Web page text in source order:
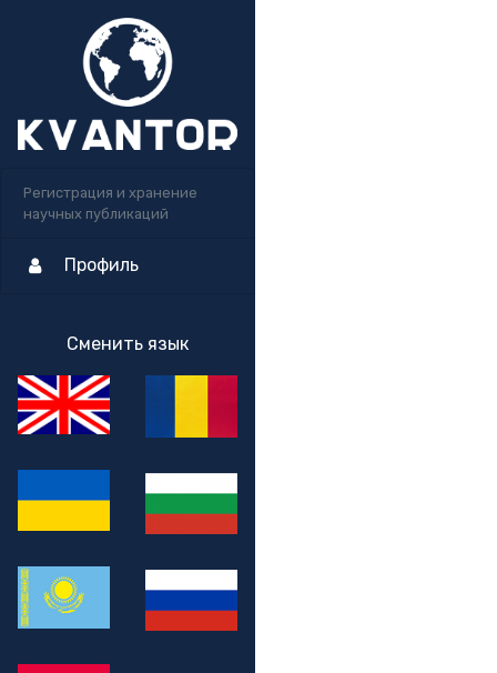
Регистрация и хранение
научных публикаций
Профиль
Сменить язык